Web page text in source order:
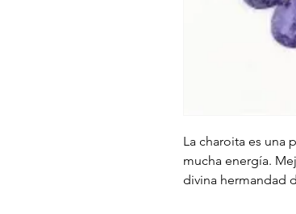
La charoita es una
mucha energía.
divina hermandad